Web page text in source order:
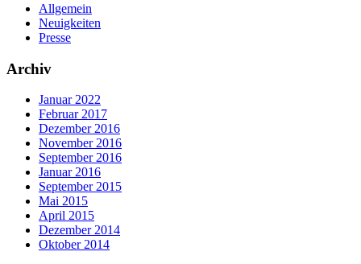
Allgemein
Neuigkeiten
Presse
Archiv
Januar 2022
Februar 2017
Dezember 2016
November 2016
September 2016
Januar 2016
September 2015
Mai 2015
April 2015
Dezember 2014
Oktober 2014